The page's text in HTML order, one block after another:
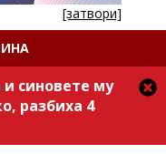
[затвори]
синовете му
разбиха 4